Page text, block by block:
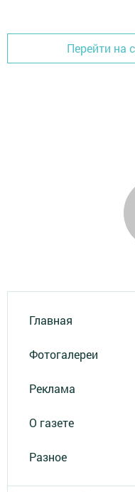
Перейти на
Главная
Фотогалереи
Реклама
О газете
Разное